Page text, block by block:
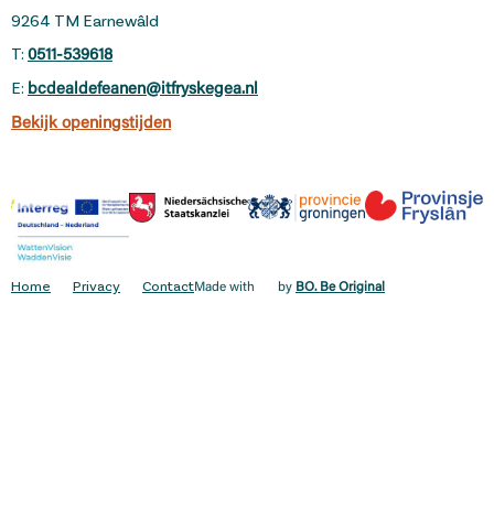
9264 TM Earnewâld
T: 0511-539618
E: bcdealdefeanen@itfryskegea.nl
Bekijk openingstijden
Home Privacy ContactMade with by BO. Be Original